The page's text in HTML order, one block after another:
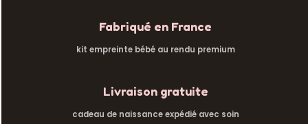
ANCRER® • KIT EMPREINTE BÉBÉ
garde pour la vie.
Fabriqué en France
kit empreinte bébé au rendu premium
Livraison gratuite
cadeau de naissance expédié avec soin